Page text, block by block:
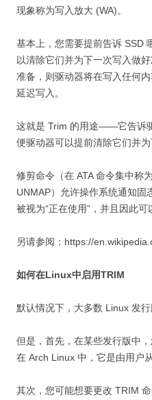
现象称为写入放大 (WA)。
基本上，您需要提前告诉 SSD
以清除它们并为下一次写入做
准备，则驱动器将在写入任何
延迟写入。
这就是 Trim 的用途——它告诉
便驱动器可以提前清除它们并为
修剪命令（在 ATA 命令集中称
UNMAP）允许操作系统通知固
被视为“正在使用”，并且因此可
另请参阅：https://
如何在Linux中启用TRIM
默认情况下，大多数 Linux 发行
但是，首先，在某些发行版中
在 Arch Linux 中，它是由用户
其次，您可能想要更改 TRIM